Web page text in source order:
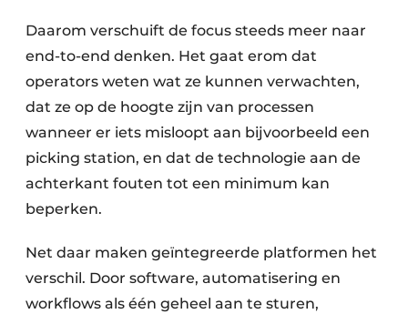
Daarom verschuift de focus steeds meer naar
end-to-end denken. Het gaat erom dat
operators weten wat ze kunnen verwachten,
dat ze op de hoogte zijn van processen
wanneer er iets misloopt aan bijvoorbeeld een
picking station, en dat de technologie aan de
achterkant fouten tot een minimum kan
beperken.
Net daar maken geïntegreerde platformen het
verschil. Door software, automatisering en
workflows als één geheel aan te sturen,